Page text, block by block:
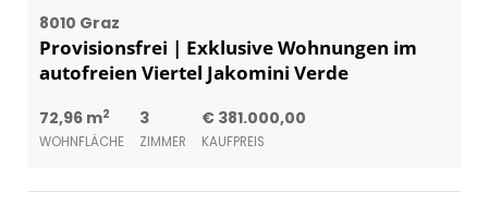
8010 Graz
Provisionsfrei | Exklusive Wohnungen im
autofreien Viertel Jakomini Verde
72,96 m2
WOHNFLÄCHE
3
ZIMMER
€ 381.000,00
KAUFPREIS